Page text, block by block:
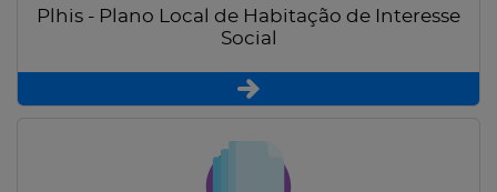
Plhis - Plano Local de Habitação de Interesse
Social